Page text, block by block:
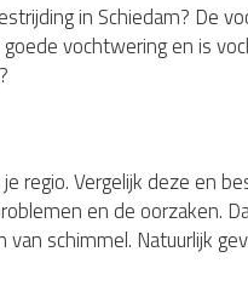
in Schiedam? De
vochtwering en is
regio. Vergelijk deze en
en de oorzaken.
schimmel. Natuurlijk